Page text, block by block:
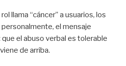
llama “cáncer” a usuarios, los
el mensaje
el abuso verbal es tolerable
de arriba.